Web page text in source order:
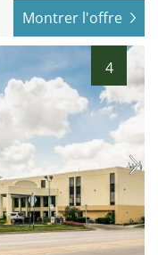
Montrer l'offre
4